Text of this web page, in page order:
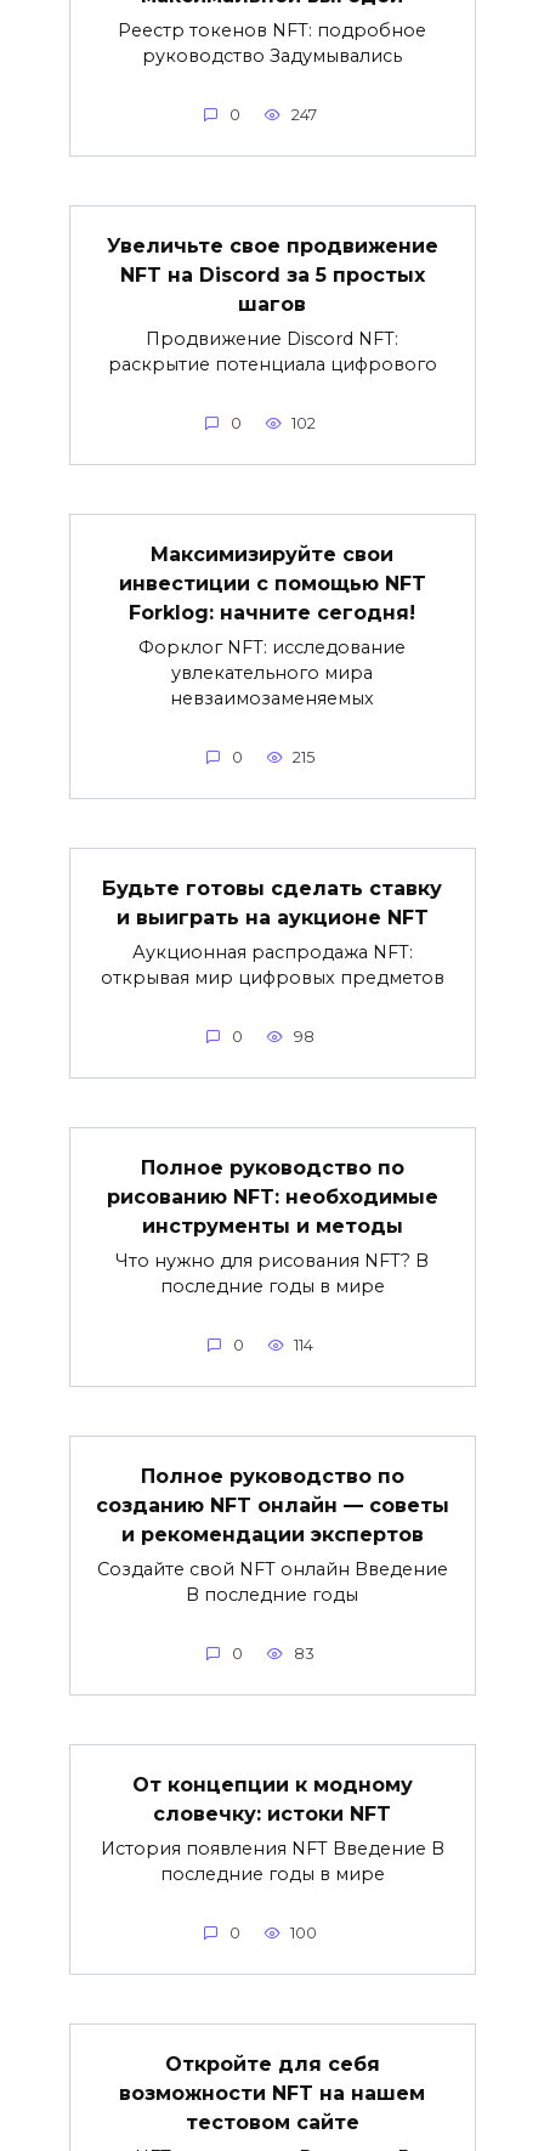
Реестр токенов NFT: подробное
руководство Задумывались
0 247
Увеличьте свое продвижение
NFT на Discord за 5 простых
шагов
Продвижение Discord NFT:
раскрытие потенциала цифрового
0 102
Максимизируйте свои
инвестиции с помощью NFT
Forklog: начните сегодня!
Форклог NFT: исследование
увлекательного мира
невзаимозаменяемых
0 215
Будьте готовы сделать ставку
и выиграть на аукционе NFT
Аукционная распродажа NFT:
открывая мир цифровых предметов
0 98
Полное руководство по
рисованию NFT: необходимые
инструменты и методы
Что нужно для рисования NFT? В
последние годы в мире
0 114
Полное руководство по
созданию NFT онлайн — советы
и рекомендации экспертов
Создайте свой NFT онлайн Введение
В последние годы
0 83
От концепции к модному
словечку: истоки NFT
История появления NFT Введение В
последние годы в мире
0 100
Откройте для себя
возможности NFT на нашем
тестовом сайте